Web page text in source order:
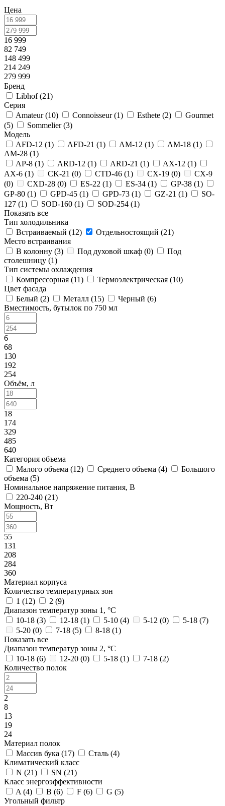
Цена
16 999
82 749
148 499
214 249
279 999
Бренд
Libhof (21)
Серия
Amateur (10) Connoisseur (1) Esthete (2)
Gourmet
(5) Sommelier (3)
Модель
AFD-12 (1) AFD-21 (1) AM-12 (1) AM-18 (1)
AM-28 (1)
AP-8 (1) ARD-12 (1) ARD-21 (1) AX-12 (1)
AX-6 (1) CK-21 (0) CTD-46 (1) CX-19 (0)
CX-9
(0) CXD-28 (0) ES-22 (1) ES-34 (1) GP-38 (1)
GP-80 (1) GPD-45 (1) GPD-73 (1) GZ-21 (1)
SO-
127 (1) SOD-160 (1) SOD-254 (1)
Показать все
Тип холодильника
Встраиваемый (12) Отдельностоящий (21)
Место встраивания
В колонну (3) Под духовой шкаф (0)
Под
столешницу (1)
Тип системы охлаждения
Компрессорная (11) Термоэлектрическая (10)
Цвет фасада
Белый (2) Металл (15) Черный (6)
Вместимость, бутылок по 750 мл
6
68
130
192
254
Объём, л
18
174
329
485
640
Категория объема
Малого объема (12) Среднего объема (4)
Большого
объема (5)
Номинальное напряжение питания, В
220-240 (21)
Мощность, Вт
55
131
208
284
360
Материал корпуса
Количество температурных зон
1 (12) 2 (9)
Диапазон температур зоны 1, °С
10-18 (3) 12-18 (1) 5-10 (4) 5-12 (0) 5-18 (7)
5-20 (0) 7-18 (5) 8-18 (1)
Показать все
Диапазон температур зоны 2, °С
10-18 (6) 12-20 (0) 5-18 (1) 7-18 (2)
Количество полок
2
8
13
19
24
Материал полок
Массив бука (17) Сталь (4)
Климатический класс
N (21) SN (21)
Класс энергоэффективности
A (4) B (6) F (6) G (5)
Угольный фильтр